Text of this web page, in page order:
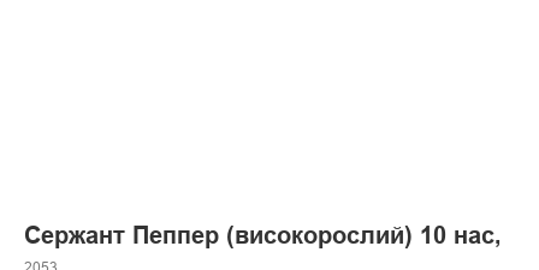
Сержант Пеппер (високорослий) 10 нас,